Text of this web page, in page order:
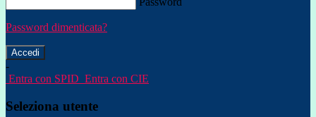
Password dimenticata?
-
Entra con SPID Entra con CIE
Seleziona utente